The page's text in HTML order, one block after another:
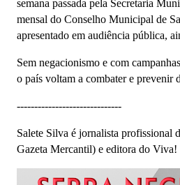
semana passada pela Secretaria
mensal do Conselho Municipal de
apresentado em audiência pública,
Sem negacionismo e com
o país voltam a combater e prevenir
------------------------------
Salete Silva é jornalista profissional
Gazeta Mercantil) e editora do Viva!